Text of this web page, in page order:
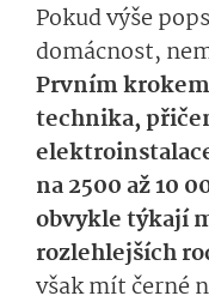
Pokud výše
domácnost,
Prvním
technika,
na 2500 až 10
obvykle týkají
rozlehlejších
však mít černé